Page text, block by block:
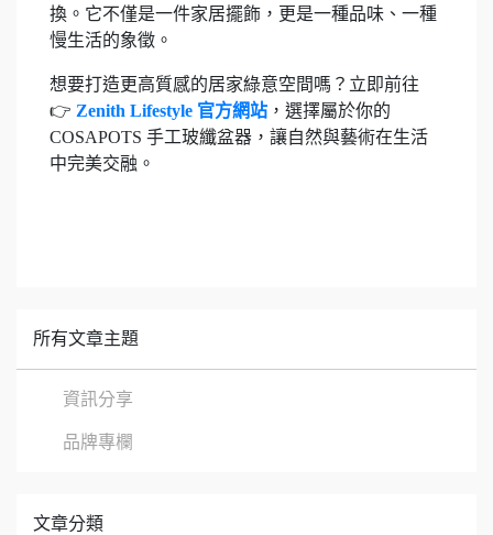
換。它不僅是一件家居擺飾，更是一種品味、一種
慢生活的象徵。
想要打造更高質感的居家綠意空間嗎？立即前往
👉 Zenith Lifestyle 官方網站 ，選擇屬於你的
COSAPOTS 手工玻纖盆器，讓自然與藝術在生活
中完美交融。
所有文章主題
資訊分享
品牌專欄
文章分類